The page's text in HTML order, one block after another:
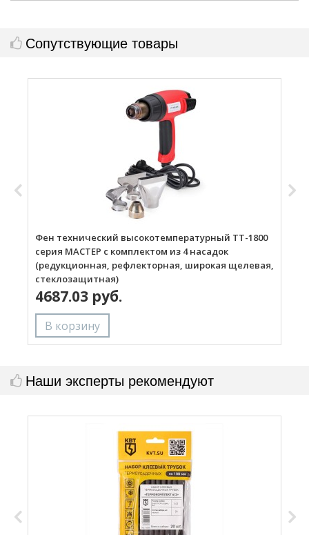
Сопутствующие товары
Фен технический высокотемпературный ТТ-1800
серия МАСТЕР с комплектом из 4 насадок
(редукционная, рефлекторная, широкая щелевая,
стеклозащитная)
4687.03 руб.
Наши эксперты рекомендуют